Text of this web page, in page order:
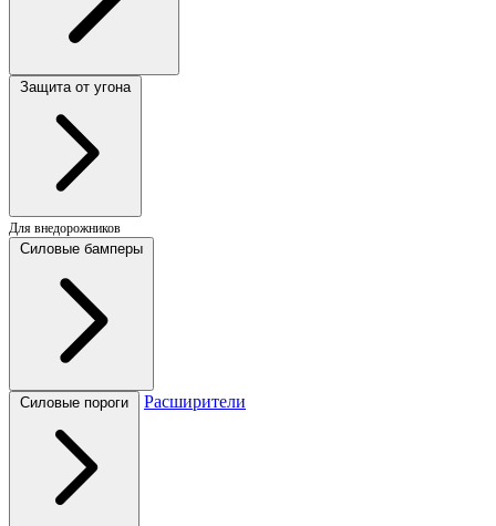
Защита от угона
Для внедорожников
Силовые бамперы
Силовые пороги Расширители